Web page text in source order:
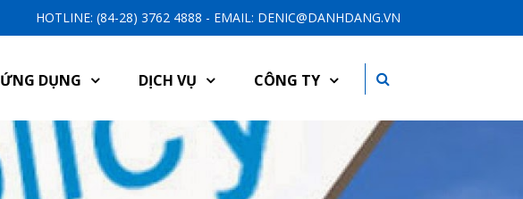
HOTLINE: (84-28) 3762 4888 - EMAIL: DENIC@DANHDANG.VN
ỨNG DỤNG DỊCH VỤ CÔNG TY